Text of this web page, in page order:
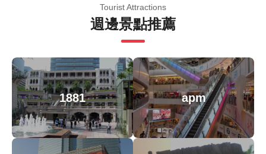
在所有天氣條件下運行；請穿著得體
Tourist Attractions
週邊景點推薦
1881 apm